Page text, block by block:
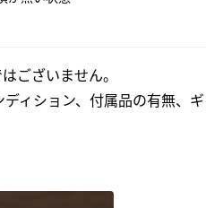
ございません。
ィション、付属品の有無、